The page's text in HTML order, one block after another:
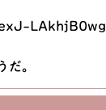
LAkhjB0wg
だ。